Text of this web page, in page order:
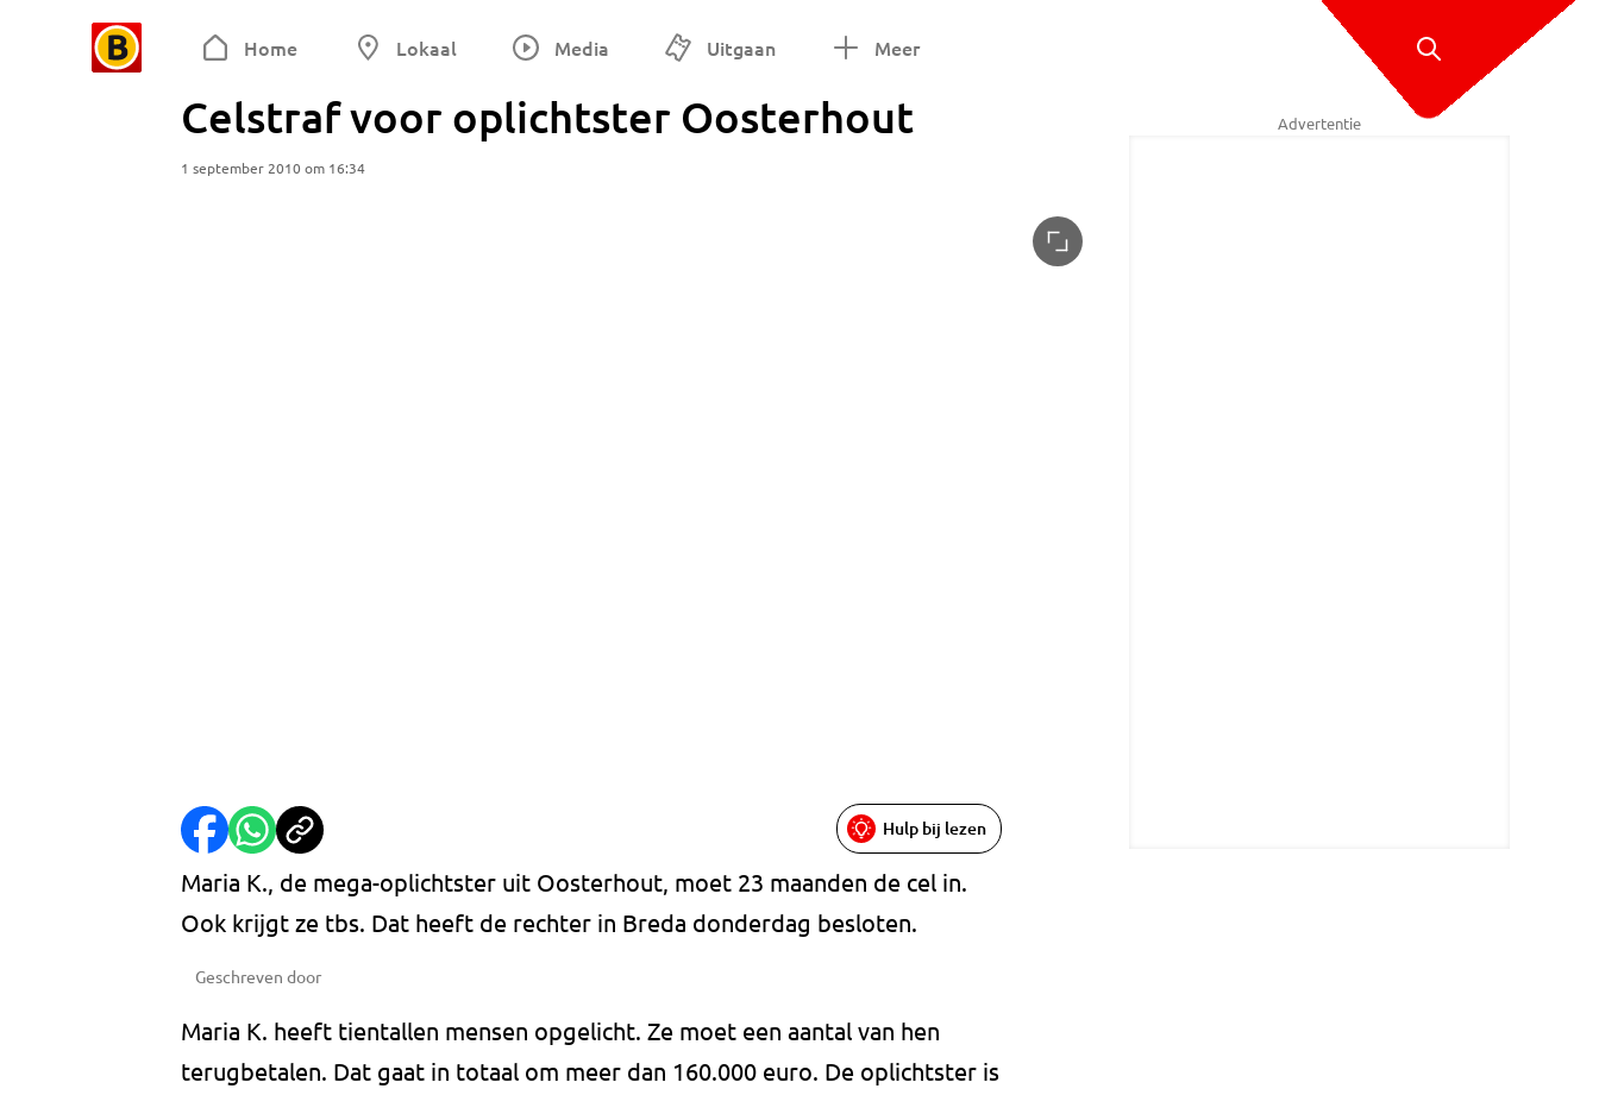
Home Lokaal Media Uitgaan Meer
Celstraf voor oplichtster Oosterhout
1 september 2010 om 16:34
Hulp bij lezen
Maria K., de mega-oplichtster uit Oosterhout, moet 23 maanden de cel in.
Ook krijgt ze tbs. Dat heeft de rechter in Breda donderdag besloten.
Geschreven door
Maria K. heeft tientallen mensen opgelicht. Ze moet een aantal van hen
terugbetalen. Dat gaat in totaal om meer dan 160.000 euro. De oplichtster is
Advertentie